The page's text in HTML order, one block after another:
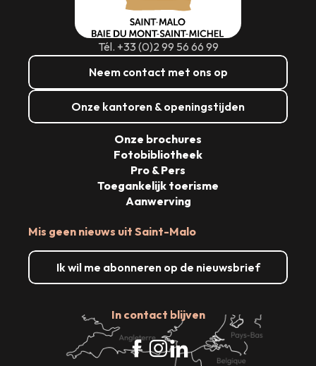
Tél. +33 (0)2 99 56 66 99
Neem contact met ons op
Onze kantoren & openingstijden
Mis geen nieuws uit Saint-Malo
Ik wil me abonneren op de nieuwsbrief
In contact blijven
Onze brochures
Fotobibliotheek
Pro & Pers
Toegankelijk toerisme
Aanwerving